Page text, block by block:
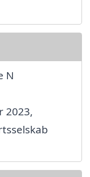
N
2023,